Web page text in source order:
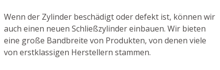
Wenn der Zylinder beschädigt oder defekt ist, können wir
auch einen neuen Schließzylinder einbauen. Wir bieten
eine große Bandbreite von Produkten, von denen viele
von erstklassigen Herstellern stammen.